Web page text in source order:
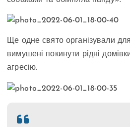
Ще одне свято організували
вимушені покинути рідні
агресію.